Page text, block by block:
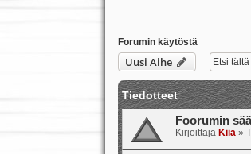
Forumin käytöstä
Uusi Aihe
Tiedotteet
Foorumin
Kirjoittaja Kiia »